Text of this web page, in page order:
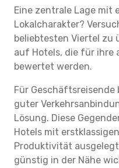
Eine zentrale Lage mit
Lokalcharakter?
beliebtesten Viertel zu
auf Hotels, die für ihre
bewertet werden.
Für Geschäftsreisende
guter
Lösung. Diese
Hotels mit
Produktivität
günstig in der Nähe